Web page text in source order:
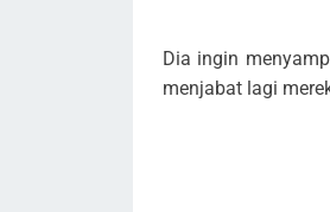
Dia ingin
menjabat lagi